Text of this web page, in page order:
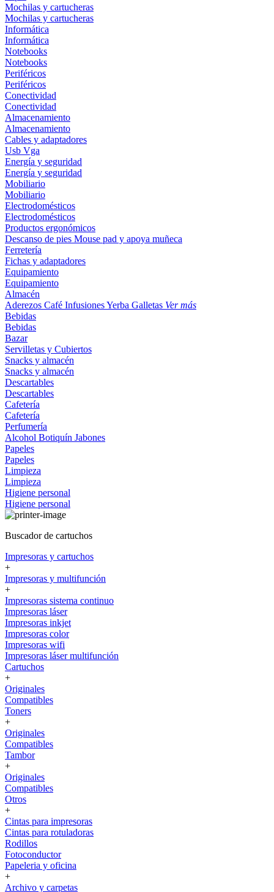
Mochilas y cartucheras
Mochilas y cartucheras
Informática
Informática
Notebooks
Notebooks
Periféricos
Periféricos
Conectividad
Conectividad
Almacenamiento
Almacenamiento
Cables y adaptadores
Usb Vga
Energía y seguridad
Energía y seguridad
Mobiliario
Mobiliario
Electrodomésticos
Electrodomésticos
Productos ergonómicos
Descanso de pies Mouse pad y apoya muñeca
Ferretería
Fichas y adaptadores
Equipamiento
Equipamiento
Almacén
Aderezos Café InfusionesYerba Galletas Ver más
Bebidas
Bebidas
Bazar
Servilletas y Cubiertos
Snacks y almacén
Snacks y almacén
Descartables
Descartables
Cafetería
Cafetería
Perfumería
Alcohol Botiquín Jabones
Papeles
Papeles
Limpieza
Limpieza
Higiene personal
Higiene personal
Buscador de cartuchos
Impresoras y cartuchos
+
Impresoras y multifunción
+
Impresoras sistema continuo
Impresoras láser
Impresoras inkjet
Impresoras color
Impresoras wifi
Impresoras láser multifunción
Cartuchos
+
Originales
Compatibles
Toners
+
Originales
Compatibles
Tambor
+
Originales
Compatibles
Otros
+
Cintas para impresoras
Cintas para rotuladoras
Rodillos
Fotoconductor
Papeleria y oficina
+
Archivo y carpetas